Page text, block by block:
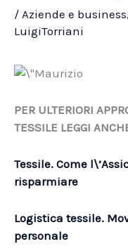
/ Aziende e business,
LuigiTorriani
PER ULTERIORI
TESSILE LEGGI
Tessile. Come
risparmiare
Logistica tessile.
personale